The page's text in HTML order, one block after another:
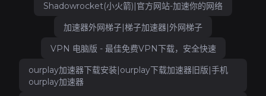
Shadowrocket(小火箭)|官方网站-加速你的网络
加速器外网梯子|梯子加速器|外网梯子
VPN 电脑版 - 最佳免费VPN下载，安全快速
ourplay加速器下载安装|ourplay下载加速器旧版|手机
ourplay加速器